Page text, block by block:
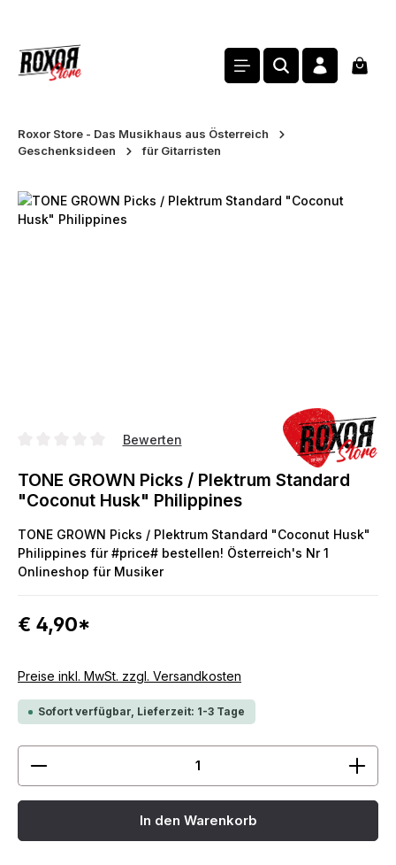
Roxor Store - Das Musikhaus aus Österreich
Geschenksideen
für Gitarristen
Bildergalerie überspringen
Durchschnittliche Bewertung von 0 von 5 Sternen
Bewerten
TONE GROWN Picks / Plektrum Standard
"Coconut Husk" Philippines
TONE GROWN Picks / Plektrum Standard "Coconut Husk"
Philippines für #price# bestellen! Österreich's Nr 1
Onlineshop für Musiker
€ 4,90*
Preise inkl. MwSt. zzgl. Versandkosten
Sofort verfügbar, Lieferzeit: 1-3 Tage
Produkt Anzahl: Gib den gewünschten Wert ein
In den Warenkorb